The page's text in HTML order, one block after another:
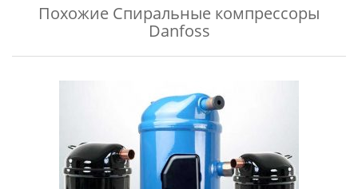
Похожие Спиральные компрессоры
Danfoss